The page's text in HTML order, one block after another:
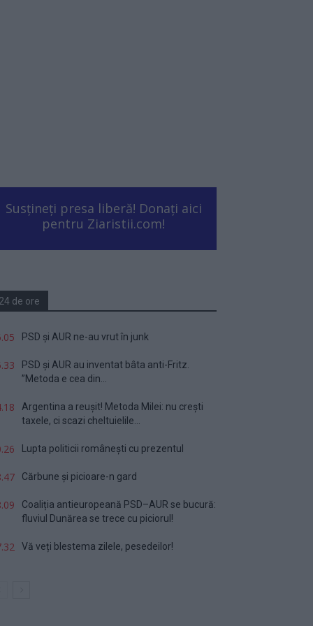
Susțineți presa liberă! Donați aici
pentru Ziaristii.com!
24 de ore
PSD și AUR ne-au vrut în junk
PSD și AUR au inventat bâta anti-Fritz.
”Metoda e cea din...
Argentina a reușit! Metoda Milei: nu crești
taxele, ci scazi cheltuielile...
Lupta politicii românești cu prezentul
Cărbune și picioare-n gard
Coaliția antieuropeană PSD–AUR se bucură:
fluviul Dunărea se trece cu piciorul!
Vă veți blestema zilele, pesedeilor!